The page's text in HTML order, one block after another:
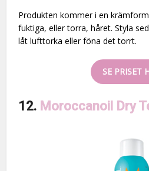
Produkten kommer i en
fuktiga, eller torra, håret. Styla
låt lufttorka eller föna det torrt.
SE PRISET
12. Moroccanoil Dry